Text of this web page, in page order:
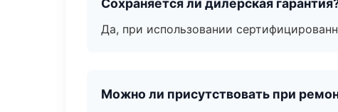
Сохраняется ли дилерская
Да, при использовании
Можно ли присутствовать при